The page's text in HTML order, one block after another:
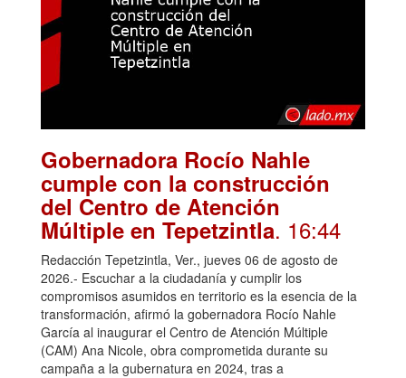
Gobernadora Rocío Nahle
cumple con la construcción
del Centro de Atención
Múltiple en Tepetzintla. 16:44
Redacción Tepetzintla, Ver., jueves 06 de agosto de
2026.- Escuchar a la ciudadanía y cumplir los
compromisos asumidos en territorio es la esencia de la
transformación, afirmó la gobernadora Rocío Nahle
García al inaugurar el Centro de Atención Múltiple
(CAM) Ana Nicole, obra comprometida durante su
campaña a la gubernatura en 2024, tras a